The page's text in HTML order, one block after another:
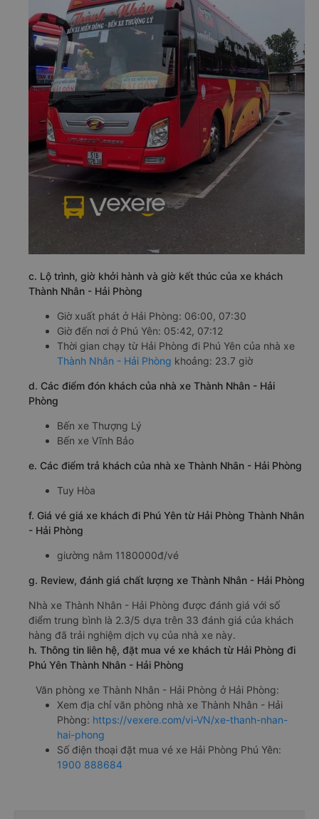
c. Lộ trình, giờ khởi hành và giờ kết thúc của xe khách
Thành Nhân - Hải Phòng
Giờ xuất phát ở Hải Phòng: 06:00, 07:30
Giờ đến nơi ở Phú Yên: 05:42, 07:12
Thời gian chạy từ Hải Phòng đi Phú Yên của nhà xe
Thành Nhân - Hải Phòng khoảng: 23.7 giờ
d. Các điểm đón khách của nhà xe Thành Nhân - Hải
Phòng
Bến xe Thượng Lý
Bến xe Vĩnh Bảo
e. Các điểm trả khách của nhà xe Thành Nhân - Hải Phòng
Tuy Hòa
f. Giá vé giá xe khách đi Phú Yên từ Hải Phòng Thành Nhân
- Hải Phòng
giường nằm 1180000đ/vé
g. Review, đánh giá chất lượng xe Thành Nhân - Hải Phòng
Nhà xe Thành Nhân - Hải Phòng được đánh giá với số
điểm trung bình là 2.3/5 dựa trên 33 đánh giá của khách
hàng đã trải nghiệm dịch vụ của nhà xe này.
h. Thông tin liên hệ, đặt mua vé xe khách từ Hải Phòng đi
Phú Yên Thành Nhân - Hải Phòng
Văn phòng xe Thành Nhân - Hải Phòng ở Hải Phòng:
Xem địa chỉ văn phòng nhà xe Thành Nhân - Hải
Phòng: https://vexere.com/vi-VN/xe-thanh-nhan-
hai-phong
Số điện thoại đặt mua vé xe Hải Phòng Phú Yên:
1900 888684